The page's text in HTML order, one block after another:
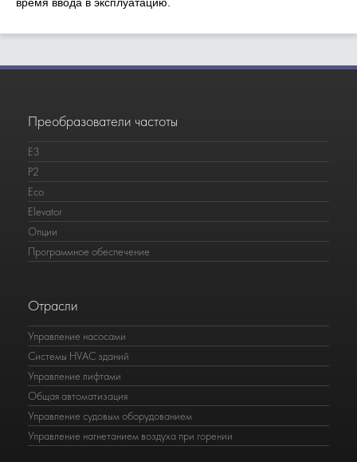
Преобразователи частоты
E3
P2
Eco
Elevator
Опции
Программное обеспечение
Отрасли
Управление насосами
Системы HVAC зданий
Управление лифтами
Общая автоматизация
Управление судовым оборудованием
Управление нагнетанием воздуха при горении